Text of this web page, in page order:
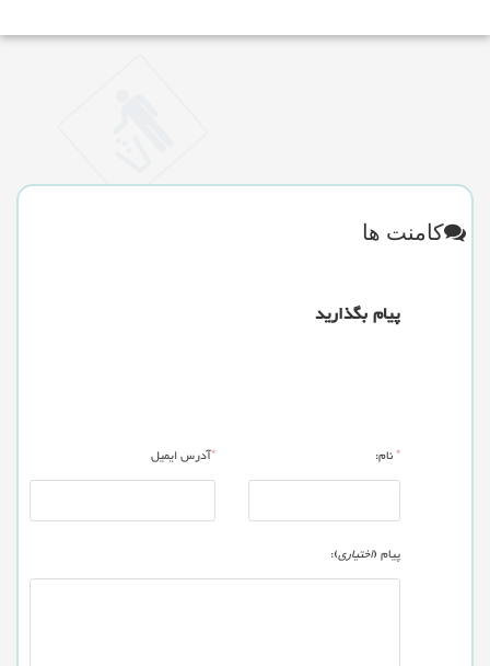
کامنت ها
پیام بگذارید
*نام: *آدرس ایمیل
پیام (اختیاری):